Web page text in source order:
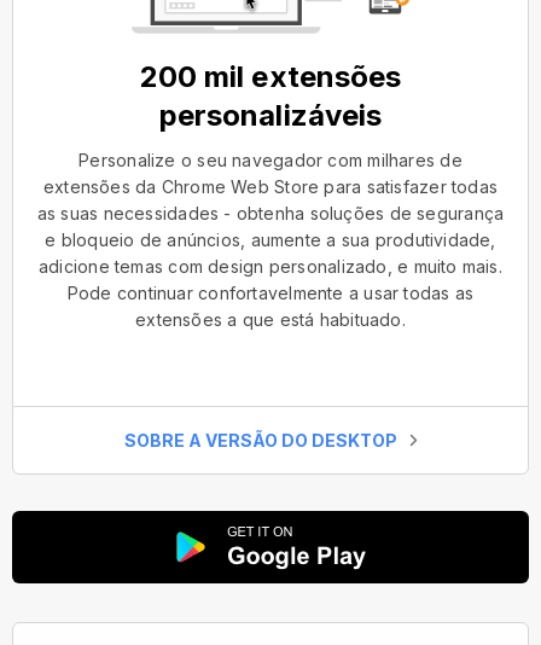
200 mil extensões
personalizáveis
Personalize o seu navegador com milhares de
extensões da Chrome Web Store para satisfazer todas
as suas necessidades - obtenha soluções de segurança
e bloqueio de anúncios, aumente a sua produtividade,
adicione temas com design personalizado, e muito mais.
Pode continuar confortavelmente a usar todas as
extensões a que está habituado.
SOBRE A VERSÃO DO DESKTOP